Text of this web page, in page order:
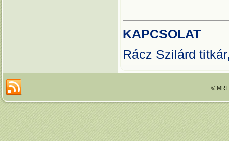
KAPCSOLAT
Rácz Szilárd
©